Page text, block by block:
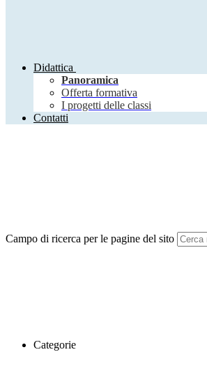
Didattica
Panoramica
Offerta formativa
I progetti delle classi
Contatti
Campo di ricerca per le pagine del sito
Categorie